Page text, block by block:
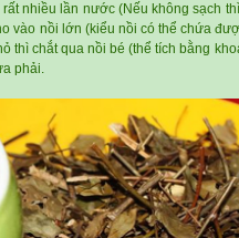
nhiều lần nước (Nếu không sạch
vào nồi lớn (kiểu nồi có thể chứa
chắt qua nồi bé (thể tích bằng
phải.